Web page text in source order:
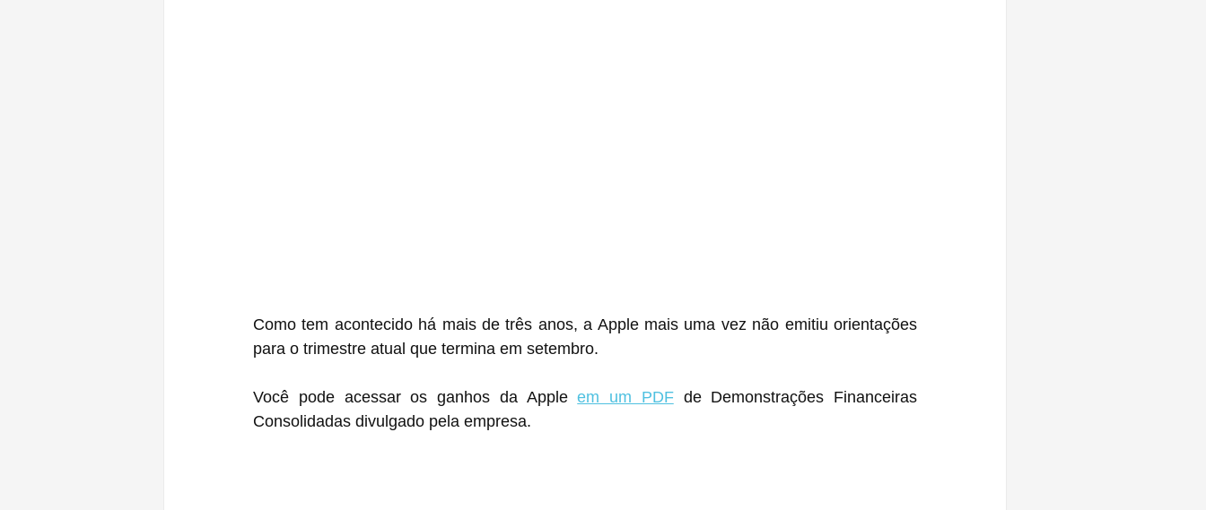
Como tem acontecido há mais de três anos, a Apple mais uma vez não emitiu orientações
para o trimestre atual que termina em setembro.
Você pode acessar os ganhos da Apple em um PDF de Demonstrações Financeiras
Consolidadas divulgado pela empresa.